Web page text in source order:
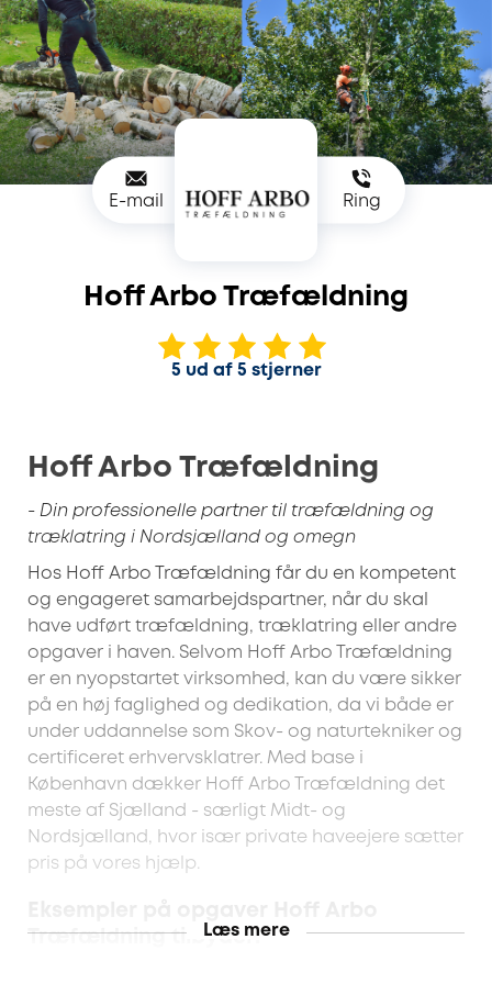
E-mail Ring
Hoff Arbo Træfældning
5 ud af 5 stjerner
Hoff Arbo Træfældning
- Din professionelle partner til træfældning og
træklatring i Nordsjælland og omegn
Hos Hoff Arbo Træfældning får du en kompetent
og engageret samarbejdspartner, når du skal
have udført træfældning, træklatring eller andre
opgaver i haven. Selvom Hoff Arbo Træfældning
er en nyopstartet virksomhed, kan du være sikker
på en høj faglighed og dedikation, da vi både er
under uddannelse som Skov- og naturtekniker og
certificeret erhvervsklatrer. Med base i
København dækker Hoff Arbo Træfældning det
meste af Sjælland - særligt Midt- og
Nordsjælland, hvor især private haveejere sætter
pris på vores hjælp.
Træfældning tilbyder:
Læs mere